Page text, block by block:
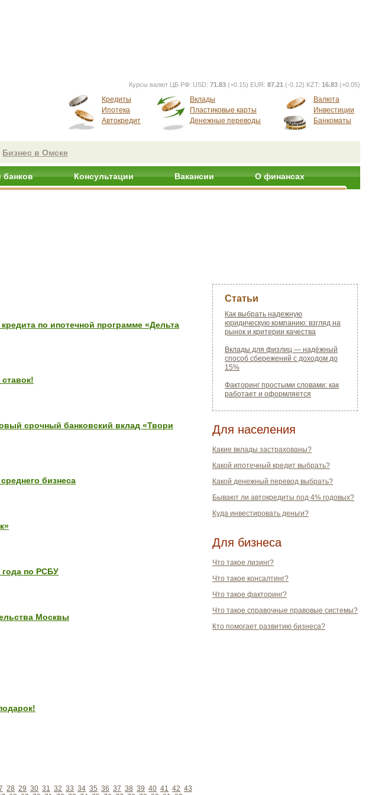
Курсы валют ЦБ РФ: USD: 71.83 (+0.15) EUR: 87.21 (-0.12) KZT: 16.83 (+0.05)
Кредиты
Ипотека
Автокредит
Вклады
Пластиковые карты
Денежные переводы
Валюта
Инвестиции
Банкоматы
Бизнес в Омске
банков Консультации Вакансии О финансах
по ипотечной программе «Дельта
срочный банковский вклад «Твори
бизнеса
года по РСБУ
Москвы
28 29 30 31 32 33 34 35 36 37 38 39 40 41 42 43
Статьи
Как выбрать надежную
юридическую компанию: взгляд на
рынок и критерии качества
Вклады для физлиц — надёжный
способ сбережений с доходом до
15%
Факторинг простыми словами: как
работает и оформляется
Для населения
Какие вклады застрахованы?
Какой ипотечный кредит выбрать?
Какой денежный перевод выбрать?
Бывают ли автокредиты под 4% годовых?
Куда инвестировать деньги?
Для бизнеса
Что такое лизинг?
Что такое консалтинг?
Что такое факторинг?
Что такое справочные правовые системы?
Кто помогает развитию бизнеса?